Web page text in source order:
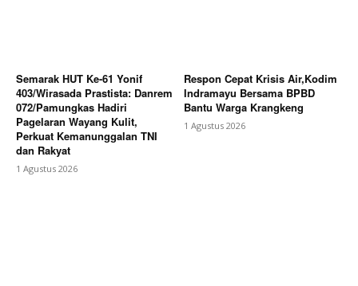
My account
Bagikan Artikel
Berita Lainnya
Semarak HUT Ke-61 Yonif
403/Wirasada Prastista: Danrem
072/Pamungkas Hadiri
Pagelaran Wayang Kulit,
Perkuat Kemanunggalan TNI
dan Rakyat
1 Agustus 2026
Respon Cepat Krisis Air,Kodim
Indramayu Bersama BPBD
Bantu Warga Krangkeng
1 Agustus 2026